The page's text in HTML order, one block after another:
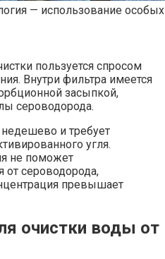
— использование
пользуется спросом
Внутри фильтра имеется
засыпкой,
сероводорода.
и требует
угля.
не поможет
от сероводорода,
превышает
очистки воды от